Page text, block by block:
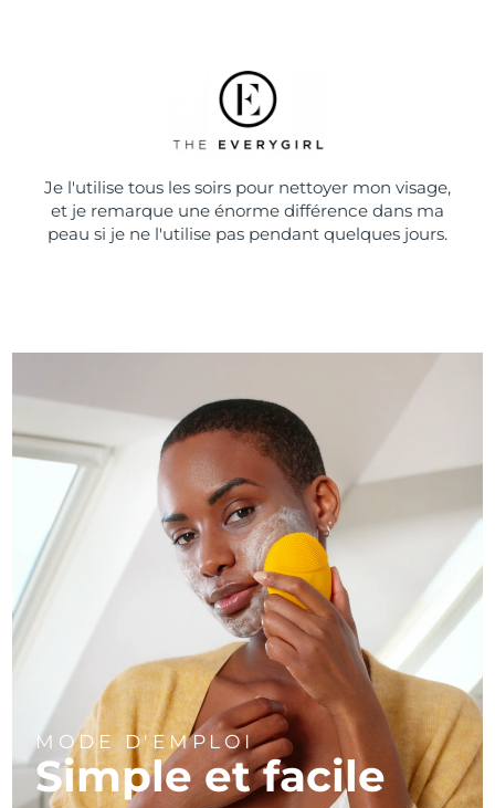
Je l'utilise tous les soirs pour nettoyer mon visage,
et je remarque une énorme différence dans ma
peau si je ne l'utilise pas pendant quelques jours.
MODE D'EMPLOI
Simple et facile